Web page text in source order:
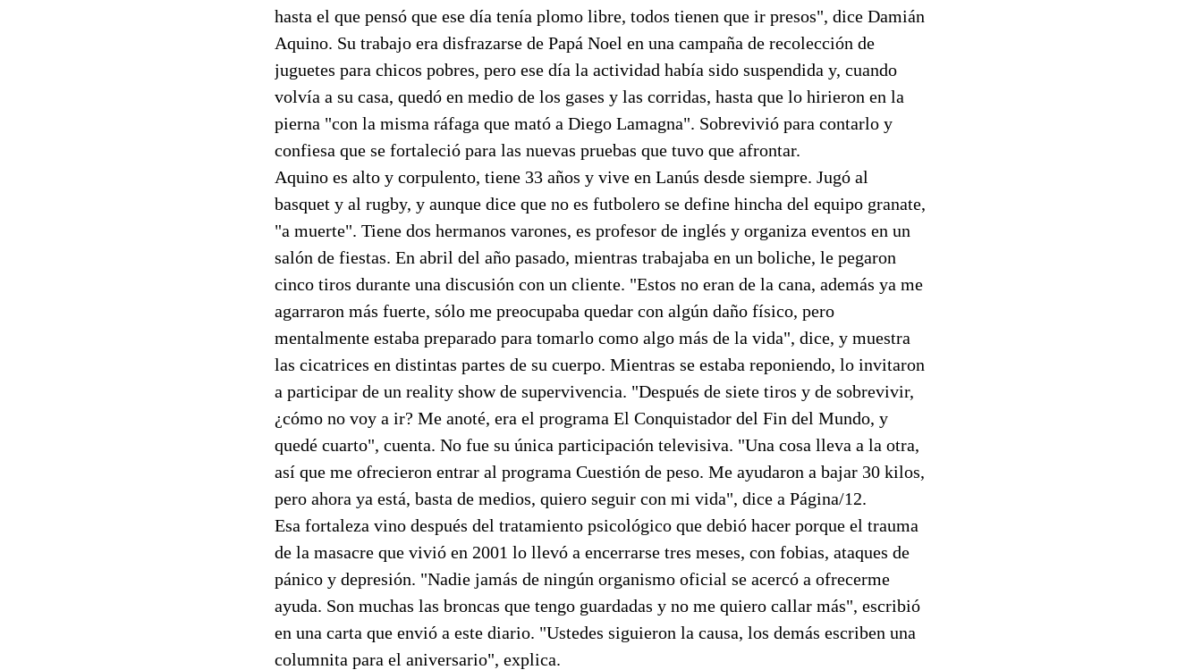
hasta el que pensó que ese día tenía plomo libre, todos tienen que ir presos", dice Damián
Aquino. Su trabajo era disfrazarse de Papá Noel en una campaña de recolección de
juguetes para chicos pobres, pero ese día la actividad había sido suspendida y, cuando
volvía a su casa, quedó en medio de los gases y las corridas, hasta que lo hirieron en la
pierna "con la misma ráfaga que mató a Diego Lamagna". Sobrevivió para contarlo y
confiesa que se fortaleció para las nuevas pruebas que tuvo que afrontar.
Aquino es alto y corpulento, tiene 33 años y vive en Lanús desde siempre. Jugó al
basquet y al rugby, y aunque dice que no es futbolero se define hincha del equipo granate,
"a muerte". Tiene dos hermanos varones, es profesor de inglés y organiza eventos en un
salón de fiestas. En abril del año pasado, mientras trabajaba en un boliche, le pegaron
cinco tiros durante una discusión con un cliente. "Estos no eran de la cana, además ya me
agarraron más fuerte, sólo me preocupaba quedar con algún daño físico, pero
mentalmente estaba preparado para tomarlo como algo más de la vida", dice, y muestra
las cicatrices en distintas partes de su cuerpo. Mientras se estaba reponiendo, lo invitaron
a participar de un reality show de supervivencia. "Después de siete tiros y de sobrevivir,
¿cómo no voy a ir? Me anoté, era el programa El Conquistador del Fin del Mundo, y
quedé cuarto", cuenta. No fue su única participación televisiva. "Una cosa lleva a la otra,
así que me ofrecieron entrar al programa Cuestión de peso. Me ayudaron a bajar 30 kilos,
pero ahora ya está, basta de medios, quiero seguir con mi vida", dice a Página/12.
Esa fortaleza vino después del tratamiento psicológico que debió hacer porque el trauma
de la masacre que vivió en 2001 lo llevó a encerrarse tres meses, con fobias, ataques de
pánico y depresión. "Nadie jamás de ningún organismo oficial se acercó a ofrecerme
ayuda. Son muchas las broncas que tengo guardadas y no me quiero callar más", escribió
en una carta que envió a este diario. "Ustedes siguieron la causa, los demás escriben una
columnita para el aniversario", explica.